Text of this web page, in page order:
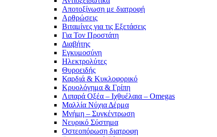
Αποτοξίνωση με διατροφή
Αρθρώσεις
Βιταμίνες για τις Εξετάσεις
Για Τον Προστάτη
Διαβήτης
Εγκυμοσύνη
Ηλεκτρολύτες
Θυροειδής
Καρδιά & Κυκλοφορικό
Κρυολόγημα & Γρίπη
Λιπαρά Οξέα – Ιχθυέλαια – Omegas
Μαλλία Νύχια Δέρμα
Μνήμη – Συγκέντρωση
Νευρικό Σύστημα
Οστεοπόρωση διατροφη